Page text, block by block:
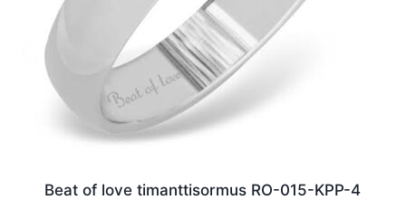
Beat of love timanttisormus RO-015-KPP-4